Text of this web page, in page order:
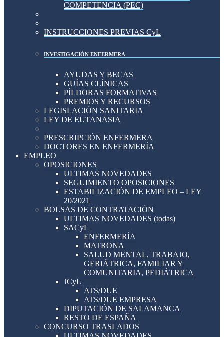
COMPETENCIA (PEC)
INSTRUCCIONES PREVIAS CyL
INVESTIGACIÓN ENFERMERA
AYUDAS Y BECAS
GUÍAS CLÍNICAS
PÍLDORAS FORMATIVAS
PREMIOS Y RECURSOS
LEGISLACIÓN SANITARIA
LEY DE EUTANASIA
PRESCRIPCIÓN ENFERMERA
DOCTORES EN ENFERMERÍA
EMPLEO
OPOSICIONES
ULTIMAS NOVEDADES
SEGUIMIENTO OPOSICIONES
ESTABILIZACIÓN DE EMPLEO – LEY
20/2021
BOLSAS DE CONTRATACIÓN
ULTIMAS NOVEDADES (todas)
SACyL
ENFERMERÍA
MATRONA
SALUD MENTAL, TRABAJO,
GERIÁTRICA, FAMILIAR Y
COMUNITARIA, PEDIÁTRICA
JCyL
ATS/DUE
ATS/DUE EMPRESA
DIPUTACIÓN DE SALAMANCA
RESTO DE ESPAÑA
CONCURSO TRASLADOS